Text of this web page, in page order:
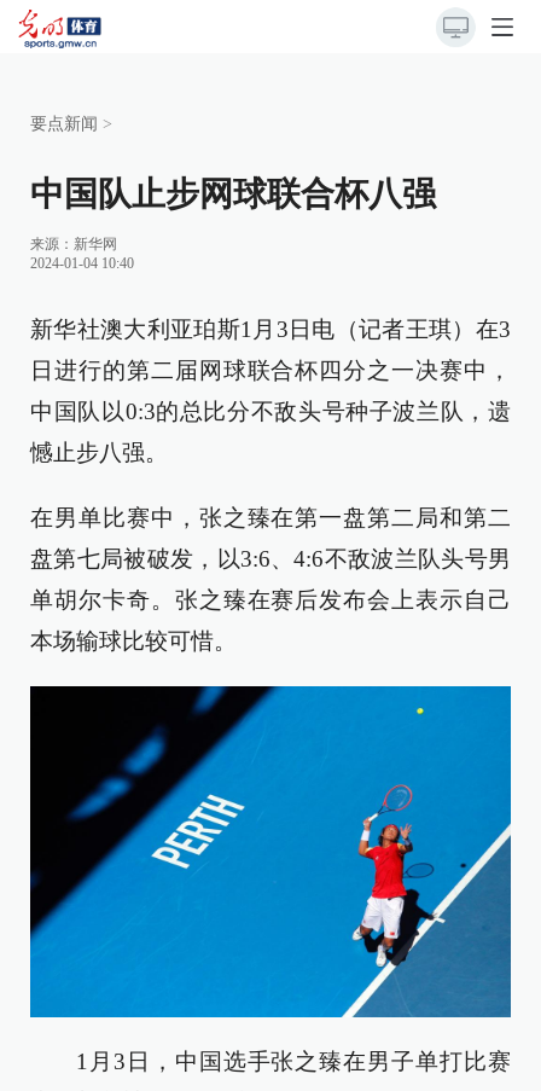
要点新闻 >
中国队止步网球联合杯八强
来源： 新华网
2024-01-04 10:40
新华社澳大利亚珀斯1月3日电（记者王琪）在3
日进行的第二届网球联合杯四分之一决赛中，
中国队以0:3的总比分不敌头号种子波兰队，遗
憾止步八强。
在男单比赛中，张之臻在第一盘第二局和第二
盘第七局被破发，以3:6、4:6不敌波兰队头号男
单胡尔卡奇。张之臻在赛后发布会上表示自己
本场输球比较可惜。
1月3日，中国选手张之臻在男子单打比赛